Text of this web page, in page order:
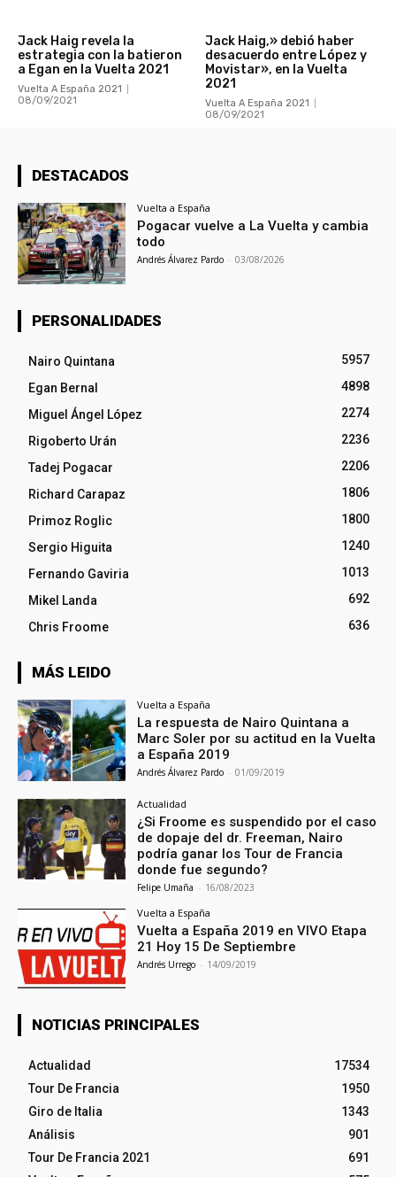
Jack Haig revela la
estrategia con la batieron
a Egan en la Vuelta 2021
Vuelta A España 2021
08/09/2021
Jack Haig,» debió haber
desacuerdo entre López y
Movistar», en la Vuelta
2021
Vuelta A España 2021
08/09/2021
DESTACADOS
Vuelta a España
Pogacar vuelve a La Vuelta y cambia
todo
Andrés Álvarez Pardo - 03/08/2026
PERSONALIDADES
Nairo Quintana
5957
Egan Bernal
4898
Miguel Ángel López
2274
Rigoberto Urán
2236
Tadej Pogacar
2206
Richard Carapaz
1806
Primoz Roglic
1800
Sergio Higuita
1240
Fernando Gaviria
1013
Mikel Landa
692
Chris Froome
636
MÁS LEIDO
Vuelta a España
La respuesta de Nairo Quintana a
Marc Soler por su actitud en la Vuelta
a España 2019
Andrés Álvarez Pardo - 01/09/2019
Actualidad
¿Si Froome es suspendido por el caso
de dopaje del dr. Freeman, Nairo
podría ganar los Tour de Francia
donde fue segundo?
Felipe Umaña - 16/08/2023
Vuelta a España
Vuelta a España 2019 en VIVO Etapa
21 Hoy 15 De Septiembre
Andrés Urrego - 14/09/2019
NOTICIAS PRINCIPALES
Actualidad
17534
Tour De Francia
1950
Giro de Italia
1343
Análisis
901
Tour De Francia 2021
691